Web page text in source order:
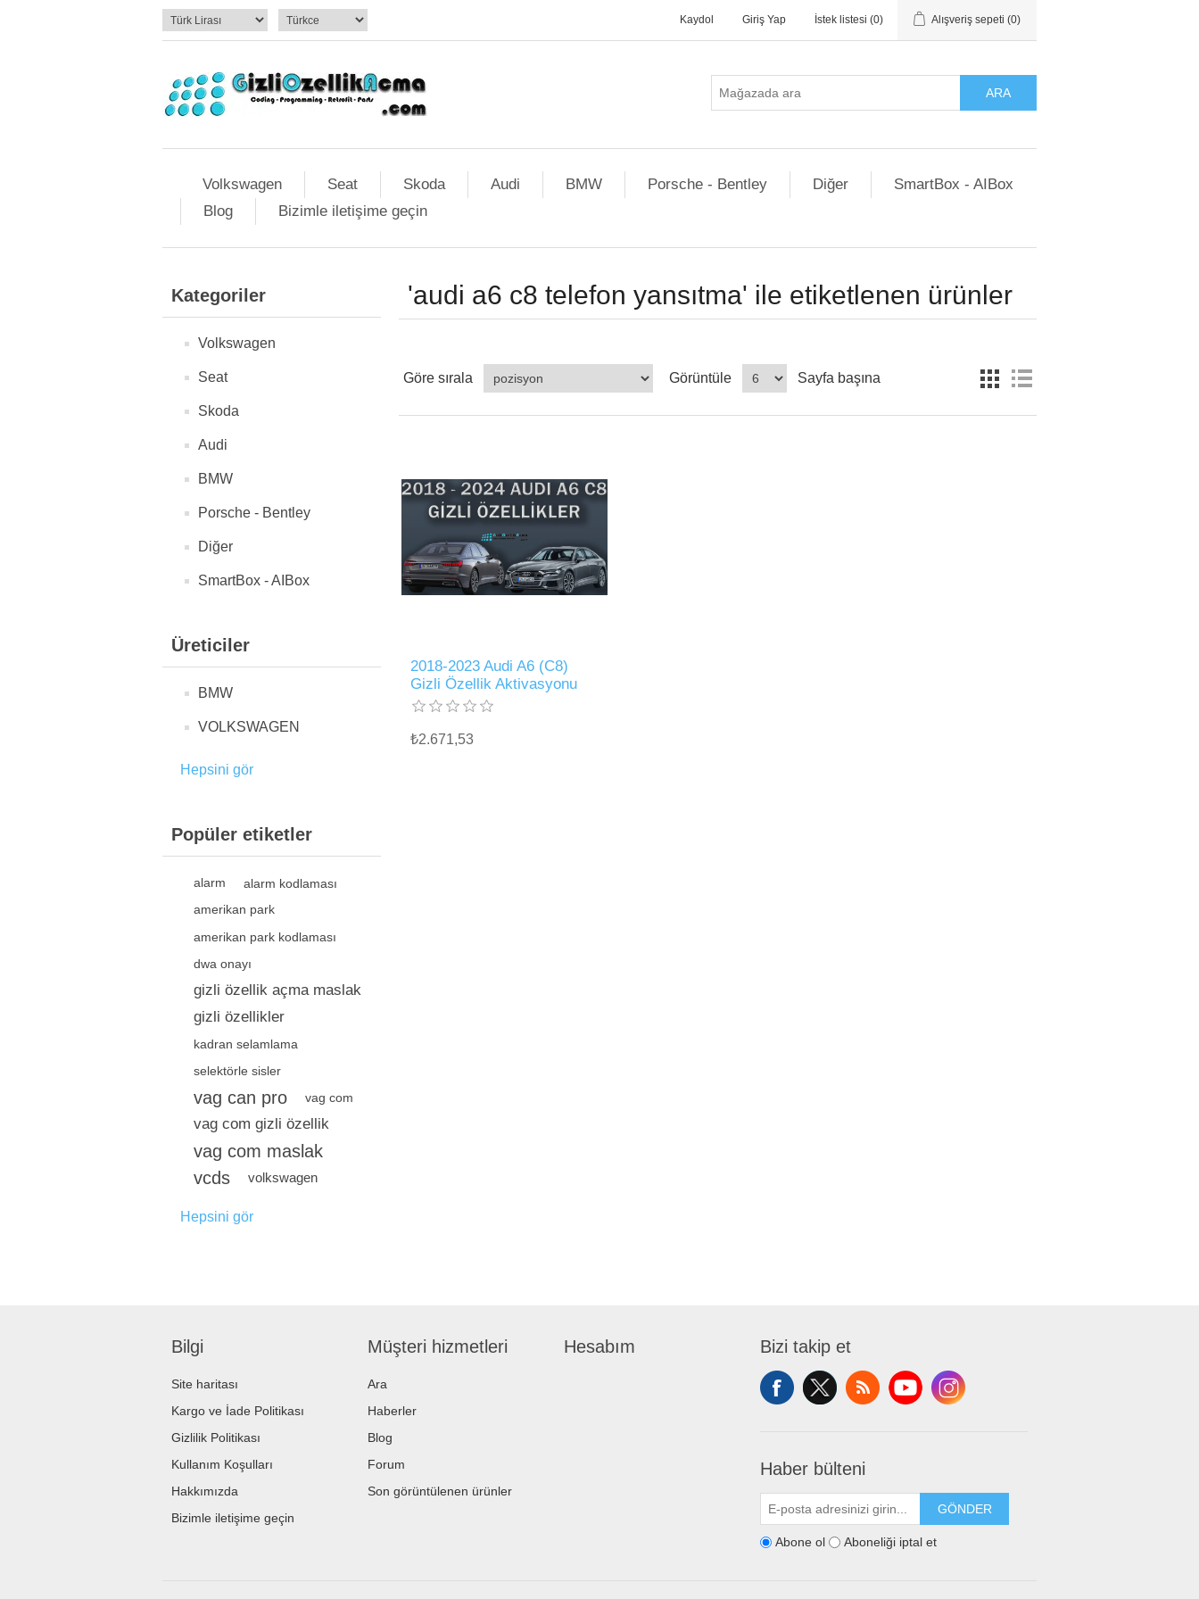
Kaydol Giriş Yap İstek listesi (0) Alışveriş sepeti (0)
ARA
Volkswagen Seat Skoda Audi BMW Porsche - Bentley Diğer
SmartBox - AIBox
Blog
Bizimle iletişime geçin
Kategoriler
Volkswagen
Seat
Skoda
Audi
BMW
Porsche - Bentley
Diğer
SmartBox - AIBox
Üreticiler
BMW
VOLKSWAGEN
Hepsini gör
Popüler etiketler
alarm alarm kodlaması
amerikan park
amerikan park kodlaması
dwa onayı
gizli özellik açma maslak
gizli özellikler
kadran selamlama
selektörle sisler
vag can pro vag com
vag com gizli özellik
vag com maslak
vcds
volkswagen
Hepsini gör
'audi a6 c8 telefon yansıtma' ile etiketlenen ürünler
Göre sırala Görüntüle Sayfa başına
2018-2023 Audi A6 (C8)
Gizli Özellik Aktivasyonu
₺2.671,53
Bilgi
Site haritası
Kargo ve İade Politikası
Gizlilik Politikası
Kullanım Koşulları
Hakkımızda
Bizimle iletişime geçin
Müşteri hizmetleri
Ara
Haberler
Blog
Forum
Son görüntülenen ürünler
Hesabım Bizi takip et
Haber bülteni
GÖNDER
Abone ol Aboneliği iptal et